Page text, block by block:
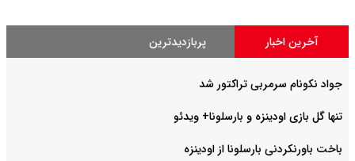
آخرین اخبار پربازدیدترین
جواد نکونام سرمربی تراکتور شد
تنها گل بازی اودینزه و بارسلونا+ ویدئو
باخت باورنکردنی بارسلونا از اودینزه